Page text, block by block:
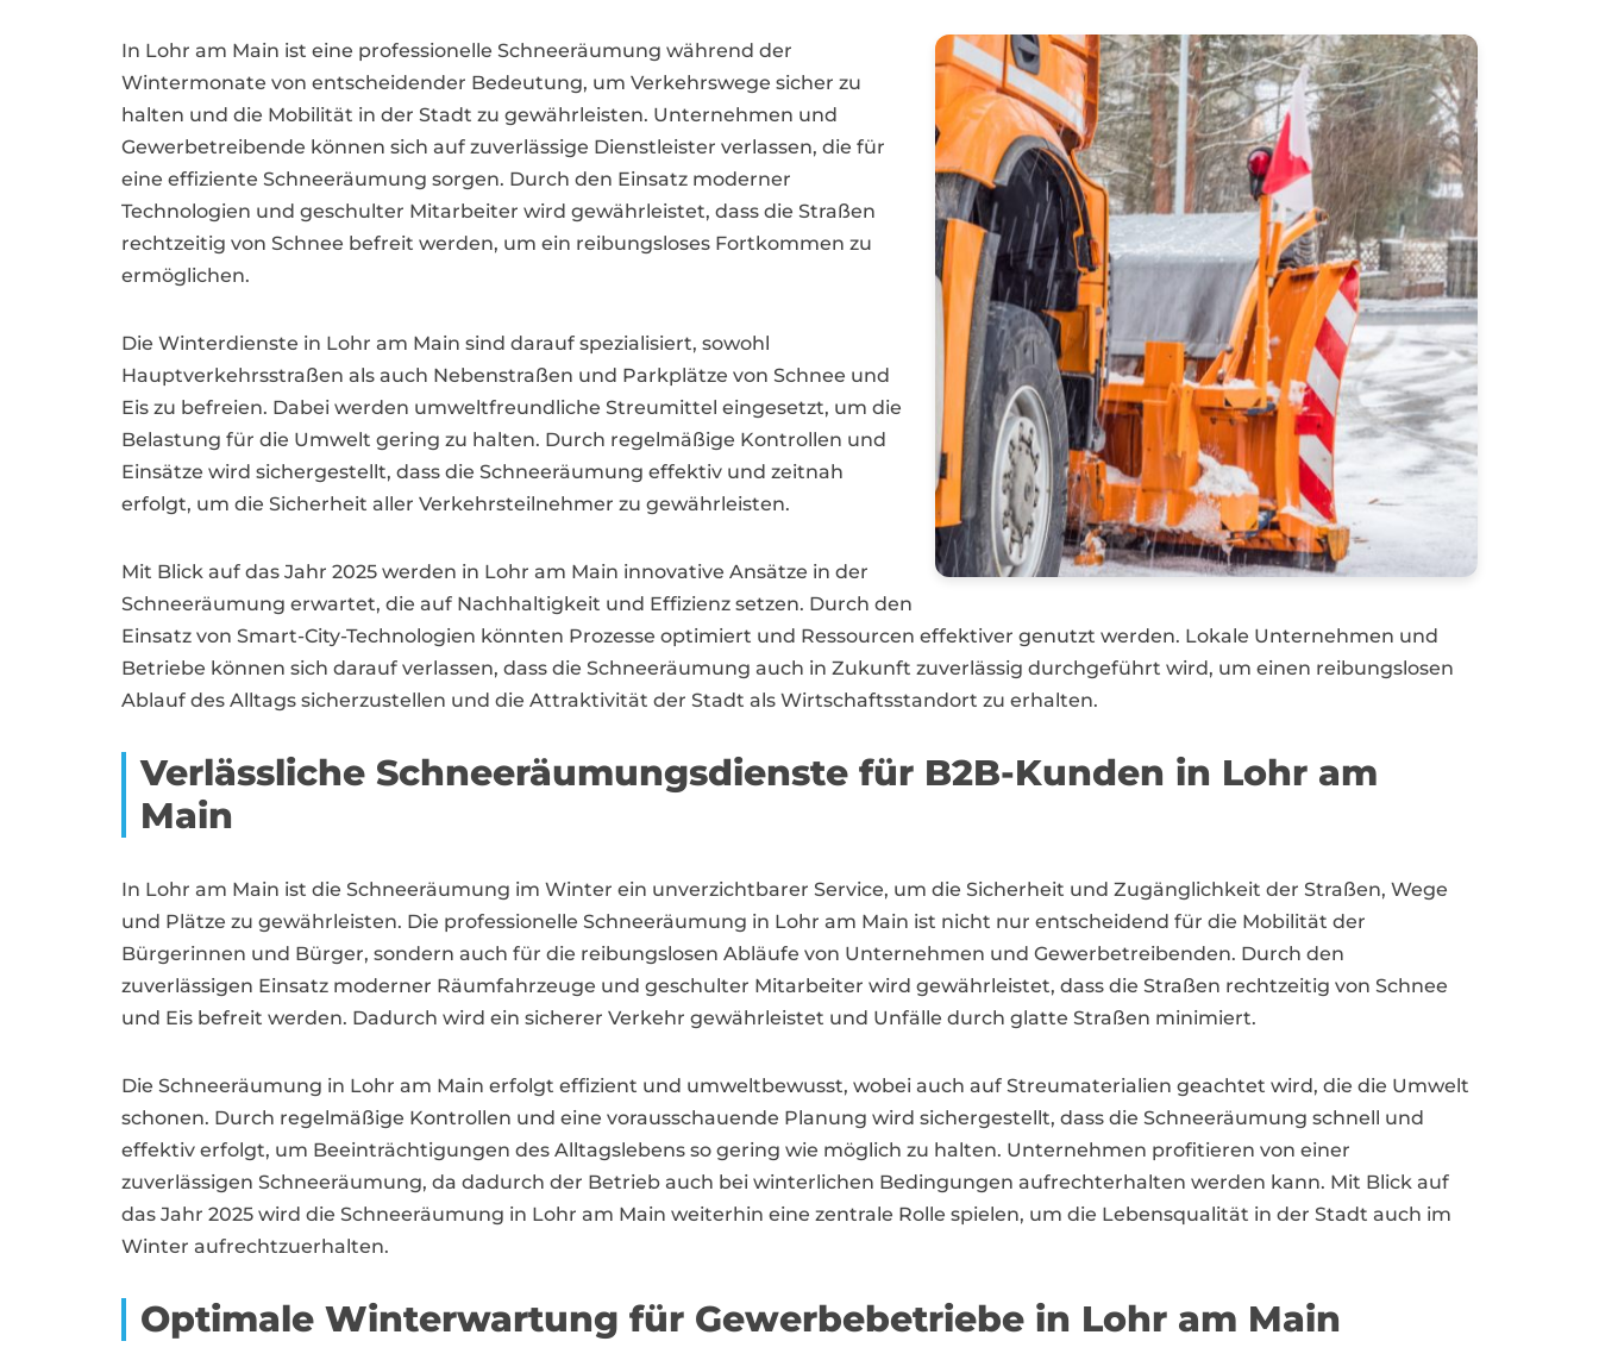
In Lohr am Main ist eine professionelle Schneeräumung während der
Wintermonate von entscheidender Bedeutung, um Verkehrswege sicher zu
halten und die Mobilität in der Stadt zu gewährleisten. Unternehmen und
Gewerbetreibende können sich auf zuverlässige Dienstleister verlassen, die für
eine effiziente Schneeräumung sorgen. Durch den Einsatz moderner
Technologien und geschulter Mitarbeiter wird gewährleistet, dass die Straßen
rechtzeitig von Schnee befreit werden, um ein reibungsloses Fortkommen zu
ermöglichen.
Die Winterdienste in Lohr am Main sind darauf spezialisiert, sowohl
Hauptverkehrsstraßen als auch Nebenstraßen und Parkplätze von Schnee und
Eis zu befreien. Dabei werden umweltfreundliche Streumittel eingesetzt, um die
Belastung für die Umwelt gering zu halten. Durch regelmäßige Kontrollen und
Einsätze wird sichergestellt, dass die Schneeräumung effektiv und zeitnah
erfolgt, um die Sicherheit aller Verkehrsteilnehmer zu gewährleisten.
Mit Blick auf das Jahr 2025 werden in Lohr am Main innovative Ansätze in der
Schneeräumung erwartet, die auf Nachhaltigkeit und Effizienz setzen. Durch den
Einsatz von Smart-City-Technologien könnten Prozesse optimiert und Ressourcen effektiver genutzt werden. Lokale Unternehmen und
Betriebe können sich darauf verlassen, dass die Schneeräumung auch in Zukunft zuverlässig durchgeführt wird, um einen reibungslosen
Ablauf des Alltags sicherzustellen und die Attraktivität der Stadt als Wirtschaftsstandort zu erhalten.
Verlässliche Schneeräumungsdienste für B2B-Kunden in Lohr am
Main
In Lohr am Main ist die Schneeräumung im Winter ein unverzichtbarer Service, um die Sicherheit und Zugänglichkeit der Straßen, Wege
und Plätze zu gewährleisten. Die professionelle Schneeräumung in Lohr am Main ist nicht nur entscheidend für die Mobilität der
Bürgerinnen und Bürger, sondern auch für die reibungslosen Abläufe von Unternehmen und Gewerbetreibenden. Durch den
zuverlässigen Einsatz moderner Räumfahrzeuge und geschulter Mitarbeiter wird gewährleistet, dass die Straßen rechtzeitig von Schnee
und Eis befreit werden. Dadurch wird ein sicherer Verkehr gewährleistet und Unfälle durch glatte Straßen minimiert.
Die Schneeräumung in Lohr am Main erfolgt effizient und umweltbewusst, wobei auch auf Streumaterialien geachtet wird, die die Umwelt
schonen. Durch regelmäßige Kontrollen und eine vorausschauende Planung wird sichergestellt, dass die Schneeräumung schnell und
effektiv erfolgt, um Beeinträchtigungen des Alltagslebens so gering wie möglich zu halten. Unternehmen profitieren von einer
zuverlässigen Schneeräumung, da dadurch der Betrieb auch bei winterlichen Bedingungen aufrechterhalten werden kann. Mit Blick auf
das Jahr 2025 wird die Schneeräumung in Lohr am Main weiterhin eine zentrale Rolle spielen, um die Lebensqualität in der Stadt auch im
Winter aufrechtzuerhalten.
Optimale Winterwartung für Gewerbebetriebe in Lohr am Main